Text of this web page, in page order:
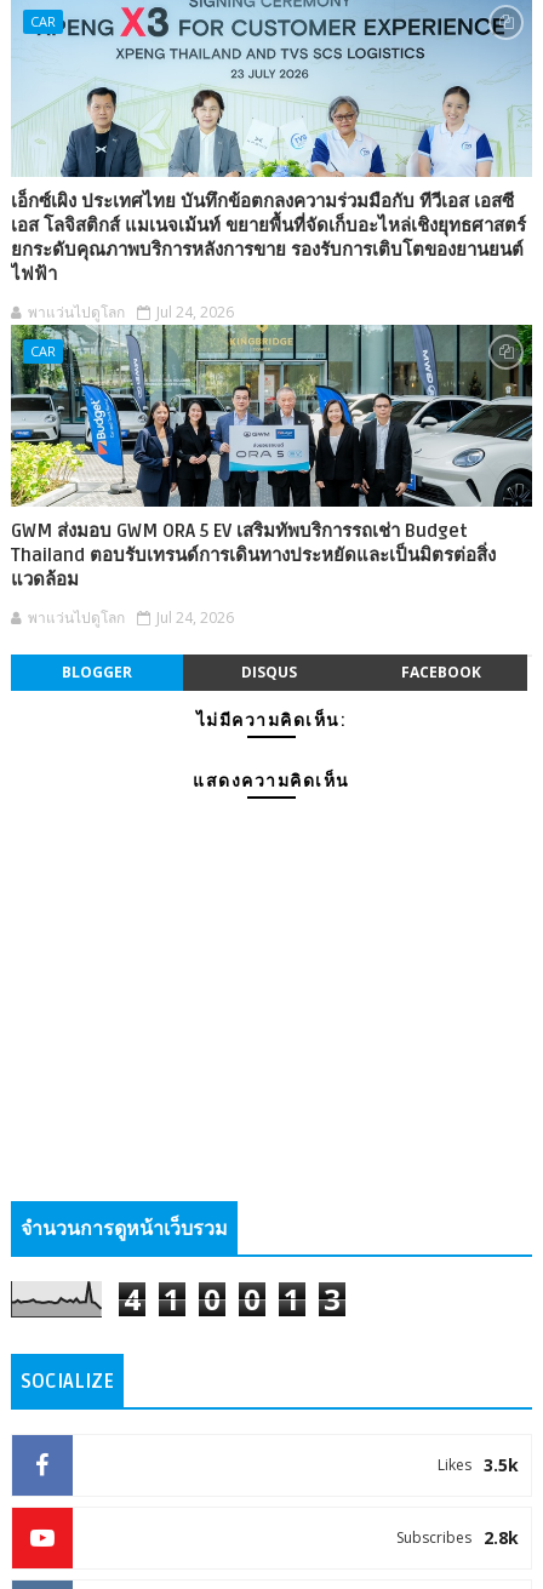
CAR
เอ็กซ์เผิง ประเทศไทย บันทึกข้อตกลงความร่วมมือกับ ทีวีเอส เอสซี
เอส โลจิสติกส์ แมเนจเม้นท์ ขยายพื้นที่จัดเก็บอะไหล่เชิงยุทธศาสตร์
ยกระดับคุณภาพบริการหลังการขาย รองรับการเติบโตของยานยนต์
ไฟฟ้า
พาแว่นไปดูโลก Jul 24, 2026
CAR
GWM ส่งมอบ GWM ORA 5 EV เสริมทัพบริการรถเช่า Budget
Thailand ตอบรับเทรนด์การเดินทางประหยัดและเป็นมิตรต่อสิ่ง
แวดล้อม
พาแว่นไปดูโลก Jul 24, 2026
BLOGGER DISQUS FACEBOOK
ไม่มีความคิดเห็น:
แสดงความคิดเห็น
จำนวนการดูหน้าเว็บรวม
4 1 0 0 1 3
SOCIALIZE
3.5k
Likes
2.8k
Subscribes